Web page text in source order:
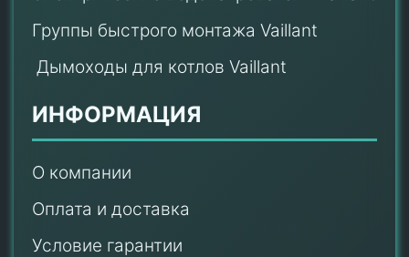
Группы быстрого монтажа Vaillant
Дымоходы для котлов Vaillant
ИНФОРМАЦИЯ
О компании
Оплата и доставка
Условие гарантии